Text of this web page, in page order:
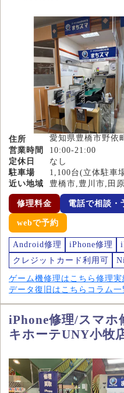
住所
愛知県豊橋市野依
営業時間
10:00-21:00
定休日
なし
駐車場
1,100台(立体駐車
近い地域
豊橋市,豊川市,田
修理料金 電話で相談・
webで予約
Android修理 iPhone修理
クレジットカード利用可
ゲーム機修理はこちら 修理実
データ復旧はこちら コラム
iPhone修理/スマホ
キホーテUNY小牧